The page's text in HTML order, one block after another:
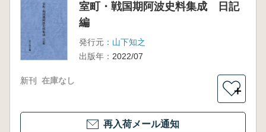
室町・戦国期阿波史料集成 日記
編
発行元： 山下知之
出版年： 2022/07
新刊 在庫なし
＋
再入荷メール通知